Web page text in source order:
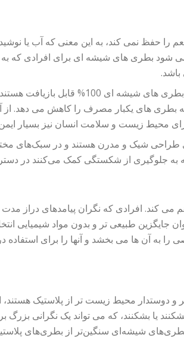
را حفظ نمی کند، به این معنی که آب یا
شود بطری های شیشه ای برای افرادی که
بطری های شیشه ای 100% قابل
به بطری های یکبار مصرف را کاهش می دهد. از
شیک و مدرن هستند و در سبک‌های
به جلوگیری از شکستگی کمک می‌کنند در
کند. افرادی که نگران پیامدهای دراز مدت
جایگزین طبیعی تر و بدون مواد شیمیایی
به آن ها می بخشد و آنها را برای
محیط زیست تر از پلاستیک هستند،
یا بشکنند، که می تواند یک نگرانی بزرگ
بطری‌های شیشه‌ای سنگین‌تر از بطری‌های